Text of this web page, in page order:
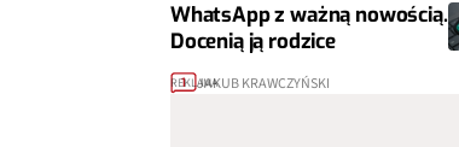
WhatsApp z ważną nowością.
Docenią ją rodzice
1 JAKUB KRAWCZYŃSKI